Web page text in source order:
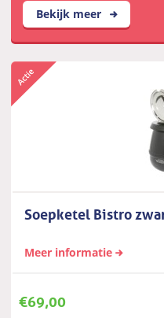
Bekijk meer
Soepketel Bistro
Meer informatie
€69,00